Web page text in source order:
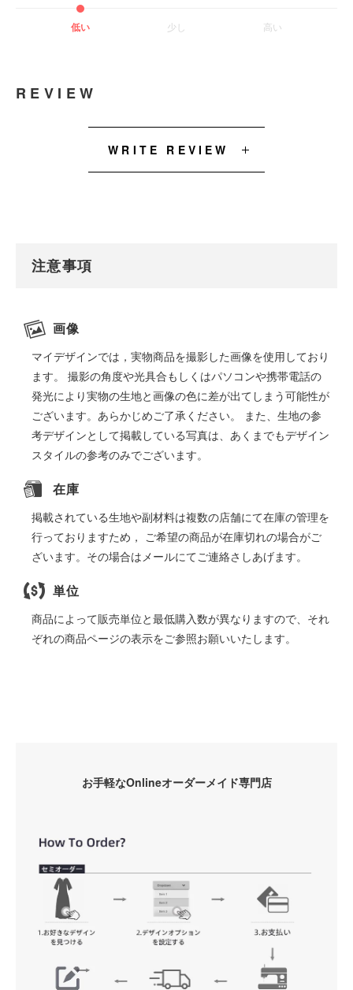
低い 少し 高い
REVIEW
WRITE REVIEW
注意事項
画像
マイデザインでは，実物商品を撮影した画像を使用しており
ます。 撮影の角度や光具合もしくはパソコンや携帯電話の
発光により実物の生地と画像の色に差が出てしまう可能性が
ございます。あらかじめご了承ください。 また、生地の参
考デザインとして掲載している写真は、あくまでもデザイン
スタイルの参考のみでございます。
在庫
掲載されている生地や副材料は複数の店舗にて在庫の管理を
行っておりますため， ご希望の商品が在庫切れの場合がご
ざいます。その場合はメールにてご連絡さしあげます。
単位
商品によって販売単位と最低購入数が異なりますので、それ
ぞれの商品ページの表示をご参照お願いいたします。
お手軽なOnlineオーダーメイド専門店